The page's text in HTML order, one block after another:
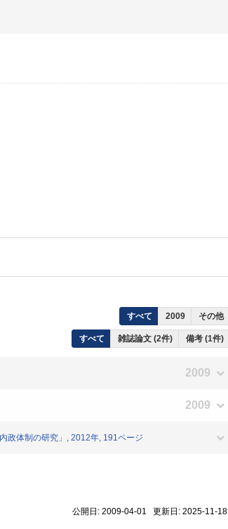
すべて 2009 その他
すべて 雑誌論文 (2件) 備考 (1件)
2009
2009
政体制の研究」, 2012年, 191ページ
公開日: 2009-04-01 更新日: 2025-11-18